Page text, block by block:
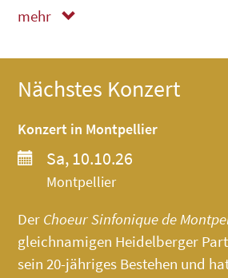
mehr
Nächstes Konzert
Konzert in Montpellier
Sa, 10.10.26
Montpellier
Der Choeur Sinfonique de
gleichnamigen Heidelberger
sein 20-jähriges Bestehen und